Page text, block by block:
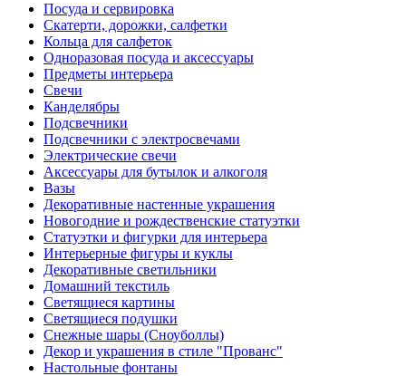
Посуда и сервировка
Скатерти, дорожки, салфетки
Кольца для салфеток
Одноразовая посуда и аксессуары
Предметы интерьера
Свечи
Канделябры
Подсвечники
Подсвечники с электросвечами
Электрические свечи
Аксессуары для бутылок и алкоголя
Вазы
Декоративные настенные украшения
Новогодние и рождественские статуэтки
Статуэтки и фигурки для интерьера
Интерьерные фигуры и куклы
Декоративные светильники
Домашний текстиль
Светящиеся картины
Светящиеся подушки
Снежные шары (Сноуболлы)
Декор и украшения в стиле "Прованс"
Настольные фонтаны